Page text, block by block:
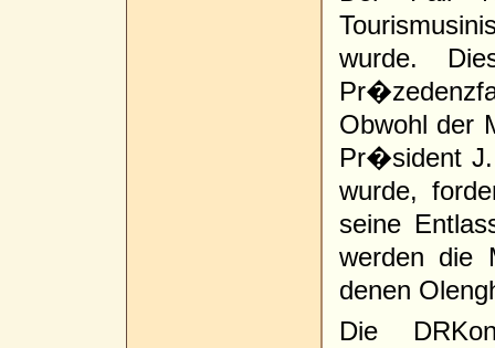
wurde.
Obwohl der
Pr�sident
wurde,
seine
werden die
denen
Die